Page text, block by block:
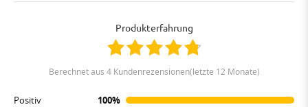
Produkterfahrung
berechnet aus 4 Kundenrezensionen(letzte 12 Monate)
Positiv
100%